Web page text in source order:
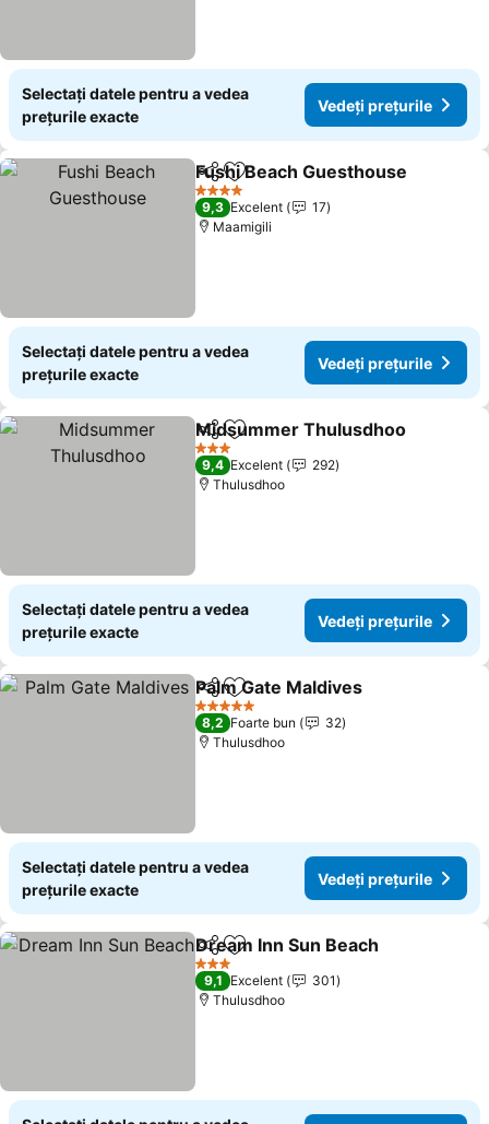
Selectați datele pentru a vedea
prețurile exacte
Vedeți prețurile
DistribuițiAdăugaţi la favorite
Fushi Beach Guesthouse
4 Stele
9,3 Excelent
17
Maamigili
Selectați datele pentru a vedea
prețurile exacte
Vedeți prețurile
DistribuițiAdăugaţi la favorite
Midsummer Thulusdhoo
3 Stele
9,4 Excelent
292
Thulusdhoo
Selectați datele pentru a vedea
prețurile exacte
Vedeți prețurile
DistribuițiAdăugaţi la favorite
Palm Gate Maldives
5 Stele
8,2 Foarte bun
32
Thulusdhoo
Selectați datele pentru a vedea
prețurile exacte
Vedeți prețurile
DistribuițiAdăugaţi la favorite
Dream Inn Sun Beach
3 Stele
9,1 Excelent
301
Thulusdhoo